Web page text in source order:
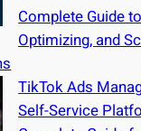
Complete Guide
Optimizing, and
TikTok Ads
Self-Service